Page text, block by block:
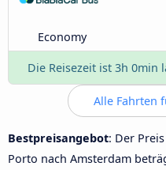
Economy
Die Reisezeit ist 3h 0min
Alle Fahrten
Bestpreisangebot: Der
Porto nach Amsterdam